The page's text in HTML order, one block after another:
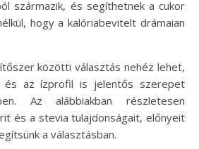
származik, és segíthetnek a cukor
hogy a kalóriabevitelt drámaian
közötti választás nehéz lehet,
és az ízprofil is jelentős szerepet
Az alábbiakban részletesen
és a stevia tulajdonságait, előnyeit
a választásban.